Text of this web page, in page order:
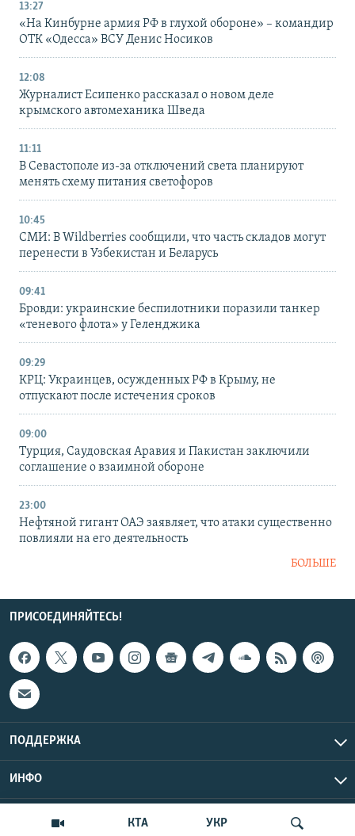
КТА УКР
13:27
«На Кинбурне армия РФ в глухой обороне» – командир
ОТК «Одесса» ВСУ Денис Носиков
12:08
Журналист Есипенко рассказал о новом деле
крымского автомеханика Шведа
11:11
В Севастополе из-за отключений света планируют
менять схему питания светофоров
10:45
СМИ: В Wildberries сообщили, что часть складов могут
перенести в Узбекистан и Беларусь
09:41
Бровди: украинские беспилотники поразили танкер
«теневого флота» у Геленджика
09:29
КРЦ: Украинцев, осужденных РФ в Крыму, не
отпускают после истечения сроков
09:00
Турция, Саудовская Аравия и Пакистан заключили
соглашение о взаимной обороне
23:00
Нефтяной гигант ОАЭ заявляет, что атаки существенно
повлияли на его деятельность
БОЛЬШЕ
ПРИСОЕДИНЯЙТЕСЬ!
ПОДДЕРЖКА
ИНФО
Copyright Крым.Реалии, 2026 | Все права защищены.
UTC+3